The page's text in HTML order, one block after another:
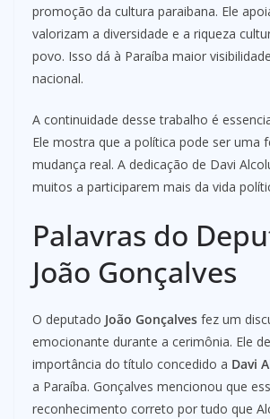
promoção da cultura paraibana. Ele
valorizam a diversidade e a riqueza
povo. Isso dá à Paraíba maior
nacional.
A continuidade desse trabalho é
Ele mostra que a política pode ser uma
mudança real. A dedicação de Davi
muitos a participarem mais da vida
Palavras do
João Gonçalves
O deputado João Gonçalves fez um
emocionante durante a cerimônia. Ele
importância do título concedido a Davi
a Paraíba. Gonçalves mencionou que
reconhecimento correto por tudo que